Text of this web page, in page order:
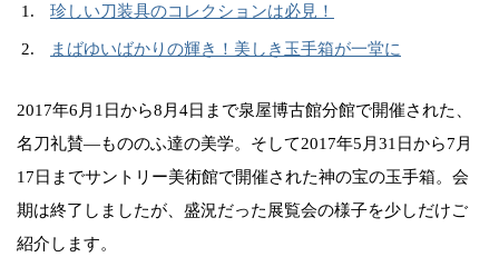
珍しい刀装具のコレクションは必見！
まばゆいばかりの輝き！美しき玉手箱が一堂に
2017年6月1日から8月4日まで泉屋博古館分館で開催された、
名刀礼賛―もののふ達の美学。そして2017年5月31日から7月
17日までサントリー美術館で開催された神の宝の玉手箱。会
期は終了しましたが、盛況だった展覧会の様子を少しだけご
紹介します。